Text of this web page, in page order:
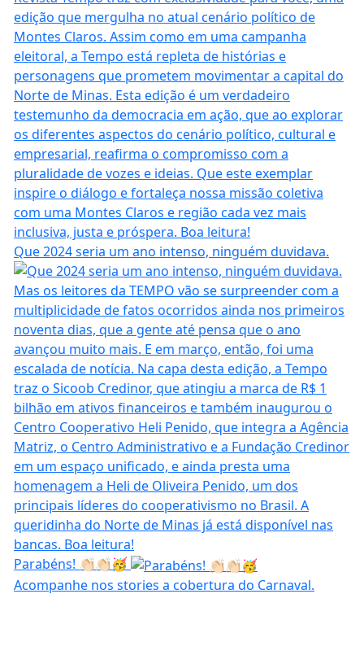
Que 2024 seria um ano intenso, ninguém duvidava.
Parabéns! 👏🏻👏🏻🥳
Acompanhe nos stories a cobertura do Carnaval.